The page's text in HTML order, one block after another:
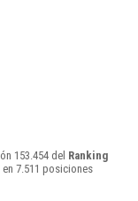
153.454 del Ranking
7.511 posiciones